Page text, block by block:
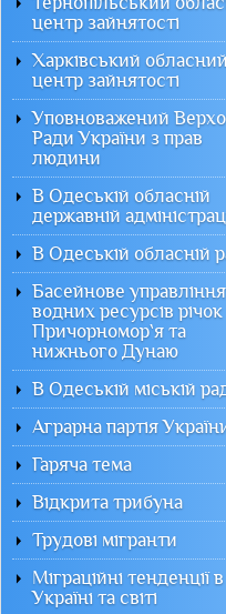
центр зайнятості
Харківський обласний
центр зайнятості
Уповноважений
Ради України з прав
людини
В Одеській обласній
державній
В Одеській обласній
Басейнове управління
водних ресурсів річок
Причорномор`я та
нижнього Дунаю
В Одеській міській
Аграрна партія
Гаряча тема
Відкрита трибуна
Трудові мігранти
Міграційні тенденції в
Україні та світі